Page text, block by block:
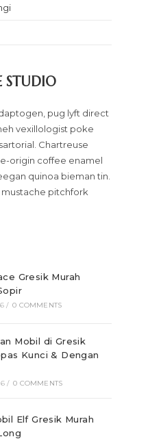
STUDIO
pug lyft direct
vexillologist poke
Chartreuse
origin coffee enamel
quinoa bieman tin.
pitchfork
Gresik Murah
/ 0 COMMENTS
Mobil di Gresik
Kunci & Dengan
/ 0 COMMENTS
Elf Gresik Murah